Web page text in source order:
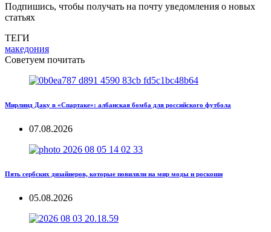
Подпишись, чтобы получать на почту уведомления о новых
статьях
ТЕГИ
македония
Советуем почитать
Мирлинд Даку в «Спартаке»: албанская бомба для российского футбола
07.08.2026
Пять сербских дизайнеров, которые повиляли на мир моды и роскоши
05.08.2026